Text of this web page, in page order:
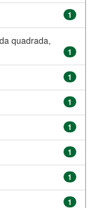
1
quadrada,
1
1
1
1
1
1
1